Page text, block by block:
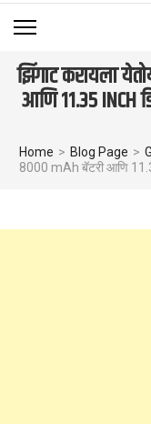
झिंगाट करायला
आणि 11.35 INCH
Home > Blog Page >
8000 mAh बॅटरी आणि